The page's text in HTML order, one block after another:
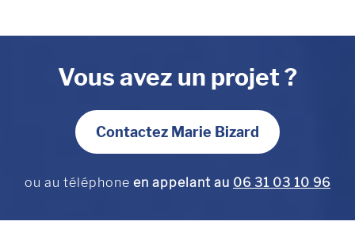
Vous avez un projet ?
Contactez Marie Bizard
ou au téléphone en appelant au 06 31 03 10 96